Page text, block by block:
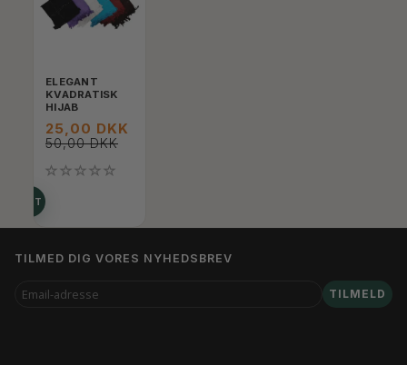
ELEGANT
KVADRATISK
HIJAB
25,00 DKK
50,00 DKK
TILMED DIG VORES NYHEDSBREV
EMAIL-
ADRESSE
TILMELD